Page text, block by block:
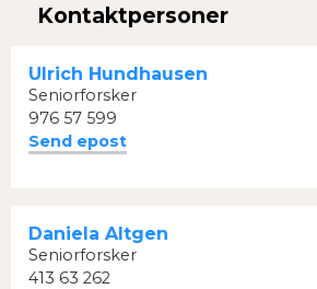
Kontaktpersoner
Ulrich Hundhausen
Seniorforsker
976 57 599
Send epost
Daniela Altgen
Seniorforsker
413 63 262